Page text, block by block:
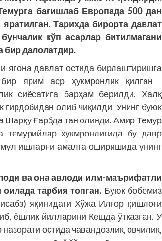
бағишлаб Европада 500 дан
Тарихда бирорта давлат
кўп асарлар битилмагани
бир далолатдир.
ягона давлат остида бирлаштиришга
ярим аср ҳукмронлик қилган
сиёсатига барҳам берилди. Халқ
гирдобидан олиб чиқилди. Унинг буюк
Шарқу Ғарбда тан олинди. Амир Темур
ҳукмронлигида бу давр
ишларни амалга оширишида унинг
ва она авлоди илм-маърифатли
тарбия топган. Буюк бобомиз
яқинидаги Хўжа Илғор қишлоғи
ёшлик йилларини Кешда ўтказган. У
остида чавандозлик, овчилик,